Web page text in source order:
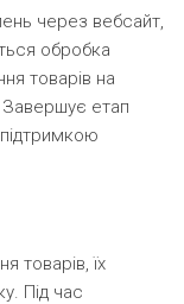
через вебсайт,
обробка
товарів на
Завершує етап
товарів, їх
Під час